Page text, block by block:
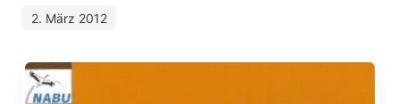
2. März 2012